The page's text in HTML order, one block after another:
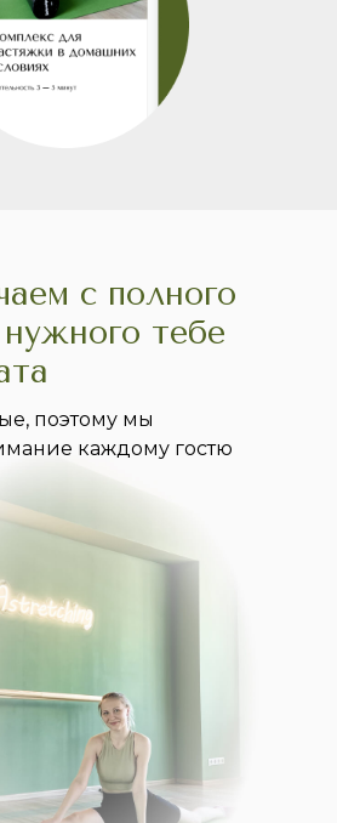
с полного
тебе
поэтому мы
каждому гостю